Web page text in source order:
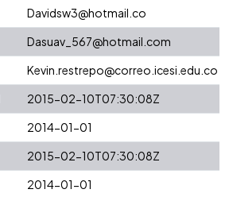
Davidsw3@hotmail.co
Dasuav_567@hotmail.com
Kevin.restrepo@correo.icesi.edu.co
2015-02-10T07:30:08Z
2014-01-01
2015-02-10T07:30:08Z
2014-01-01